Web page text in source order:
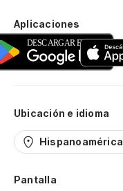
Aplicaciones
Ubicación e idioma
Hispanoamérica
Pantalla